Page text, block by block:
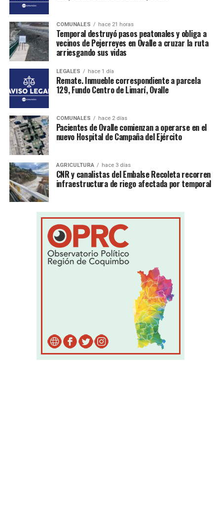
COMUNALES hace 21 horas
Temporal destruyó pasos peatonales y obliga a
vecinos de Pejerreyes en Ovalle a cruzar la ruta
arriesgando sus vidas
LEGALES hace 1 día
Remate. Inmueble correspondiente a parcela
129, Fundo Centro de Limarí, Ovalle
COMUNALES hace 2 días
Pacientes de Ovalle comienzan a operarse en el
nuevo Hospital de Campaña del Ejército
AGRICULTURA hace 3 días
CNR y canalistas del Embalse Recoleta recorren
infraestructura de riego afectada por temporal